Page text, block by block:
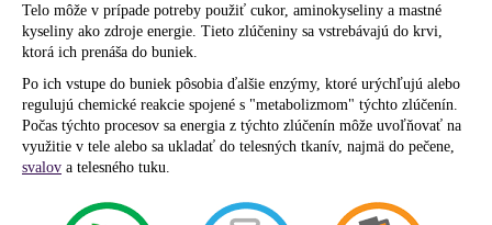
Telo môže v prípade potreby použiť cukor, aminokyseliny a mastné
kyseliny ako zdroje energie. Tieto zlúčeniny sa vstrebávajú do krvi,
ktorá ich prenáša do buniek.
Po ich vstupe do buniek pôsobia ďalšie enzýmy, ktoré urýchľujú alebo
regulujú chemické reakcie spojené s "metabolizmom" týchto zlúčenín.
Počas týchto procesov sa energia z týchto zlúčenín môže uvoľňovať na
využitie v tele alebo sa ukladať do telesných tkanív, najmä do pečene,
svalov a telesného tuku.